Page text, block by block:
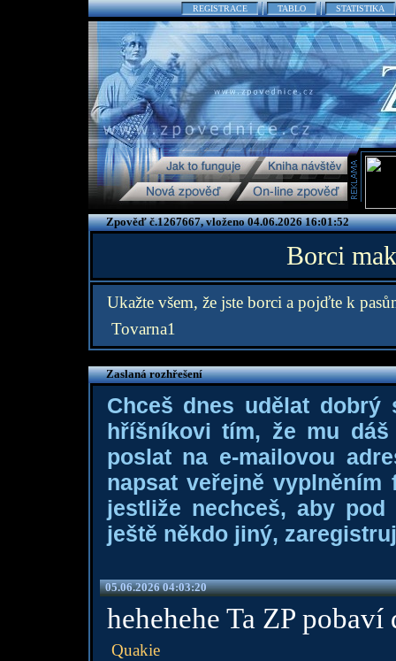
REGISTRACE TABLO STATISTIKA
Zpověď č.1267667, vloženo 04.06.2026 16:01:52
Borci
Ukažte všem, že jste borci a pojďte k
Tovarna1
Zaslaná rozhřešení
Chceš dnes udělat dobrý
hříšníkovi tím, že mu
poslat na e-mailovou
napsat veřejně
jestliže nechceš, aby
ještě někdo jiný,
05.06.2026 04:03:20
hehehehe Ta ZP
Quakie